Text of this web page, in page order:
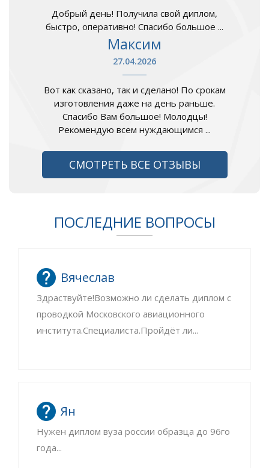
Добрый день! Получила свой диплом,
быстро, оперативно! Спасибо большое ...
Максим
27.04.2026
Вот как сказано, так и сделано! По срокам
изготовления даже на день раньше.
Спасибо Вам большое! Молодцы!
Рекомендую всем нуждающимся ...
СМОТРЕТЬ ВСЕ ОТЗЫВЫ
ПОСЛЕДНИЕ ВОПРОСЫ
Вячеслав
Здраствуйте!Возможно ли сделать диплом с
проводкой Московского авиационного
института.Специалиста.Пройдёт ли...
Ян
Нужен диплом вуза россии образца до 96го
года...